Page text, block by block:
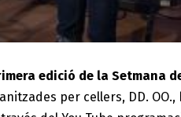
edició de la Setmana
per cellers, DD.